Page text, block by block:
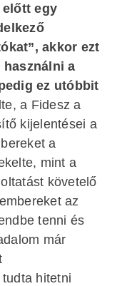
egy
akkor ezt
a
ez utóbbit
a Fidesz a
kijelentései a
a
mint a
követelő
az
tenni és
már
hitetni